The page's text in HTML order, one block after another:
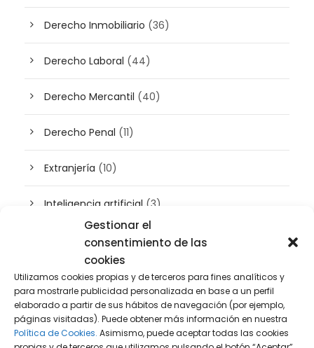
Gestionar el
consentimiento de las
cookies
Utilizamos cookies propias y de terceros para fines analíticos y
para mostrarle publicidad personalizada en base a un perfil
elaborado a partir de sus hábitos de navegación (por ejemplo,
páginas visitadas). Puede obtener más información en nuestra
Política de Cookies. Asimismo, puede aceptar todas las cookies
Derecho Inmobiliario (36)
Derecho Laboral (44)
Derecho Mercantil (40)
Derecho Penal (11)
Extranjería (10)
Inteligencia artificial (3)
Patrimonio(5)
Plusvalía(2)
Prensa(2)